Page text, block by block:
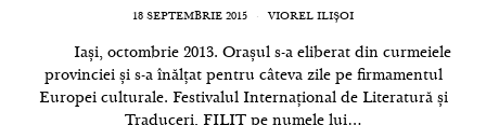
18 SEPTEMBRIE 2015 VIOREL ILIȘOI
Iași, octombrie 2013. Orașul s-a eliberat din curmeiele
provinciei și s-a înălțat pentru câteva zile pe firmamentul
Europei culturale. Festivalul Internațional de Literatură și
Traduceri, FILIT pe numele lui…